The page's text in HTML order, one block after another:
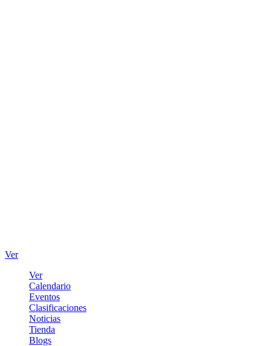
Ver
Ver
Calendario
Eventos
Clasificaciones
Noticias
Tienda
Blogs